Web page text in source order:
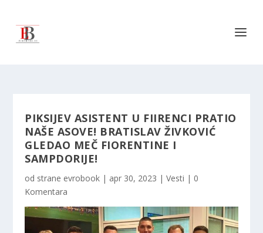
PIKSIJEV ASISTENT U FIIRENCI PRATIO
NAŠE ASOVE! BRATISLAV ŽIVKOVIĆ
GLEDAO MEČ FIORENTINE I
SAMPDORIJE!
od strane evrobook | apr 30, 2023 |Vesti | 0
Komentara